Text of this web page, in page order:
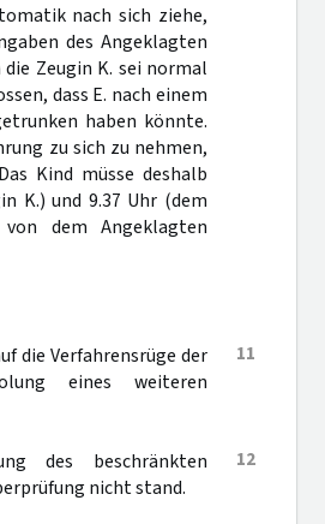
nach sich ziehe,
des Angeklagten
Zeugin K. sei normal
dass E. nach einem
haben könnte.
zu sich zu nehmen,
Kind müsse deshalb
K.) und 9.37 Uhr (dem
dem Angeklagten
11
die Verfahrensrüge der
eines weiteren
12
des beschränkten
nicht stand.